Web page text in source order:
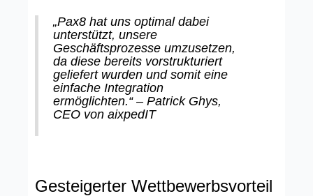
„Pax8 hat uns optimal dabei
unterstützt, unsere
Geschäftsprozesse umzusetzen,
da diese bereits vorstrukturiert
geliefert wurden und somit eine
einfache Integration
ermöglichten.“ – Patrick Ghys,
CEO von aixpedIT
Gesteigerter Wettbewerbsvorteil